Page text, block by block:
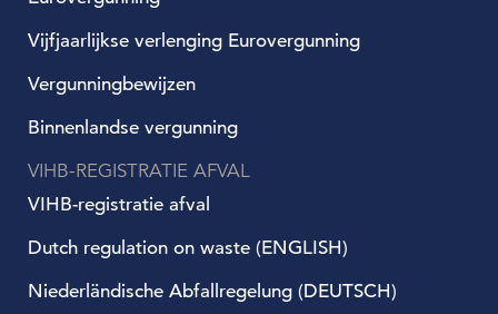
Vijfjaarlijkse verlenging Eurovergunning
Vergunningbewijzen
Binnenlandse vergunning
VIHB-REGISTRATIE AFVAL
VIHB-registratie afval
Dutch regulation on waste (ENGLISH)
Niederländische Abfallregelung (DEUTSCH)